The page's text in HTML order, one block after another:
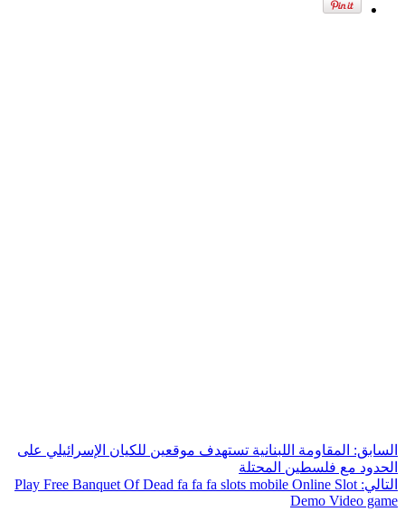
السابق: المقاومة اللبنانية تستهدف موقعين للكيان الإسرائيلي على
الحدود مع فلسطين المحتلة
التالي: Play Free Banquet Of Dead fa fa fa slots mobile Online Slot
Demo Video game